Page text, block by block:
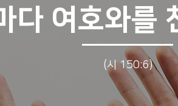
다 여호와를
(시 150:6)